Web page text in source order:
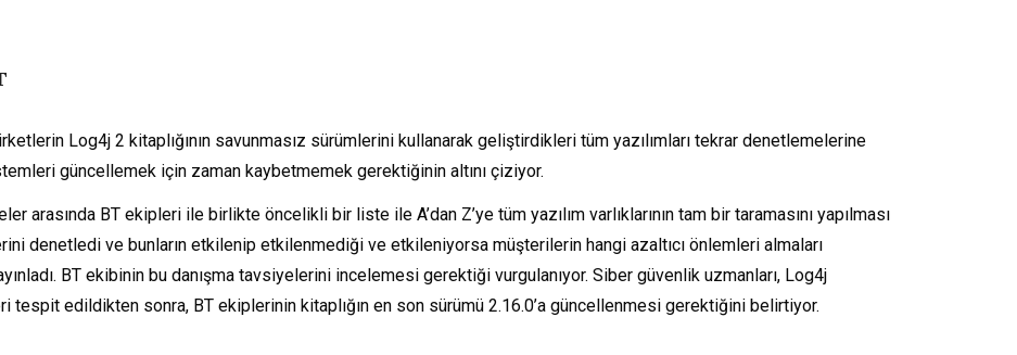
Log4j 2 kitaplığının savunmasız sürümlerini kullanarak geliştirdikleri tüm yazılımları tekrar denetlemelerine
güncellemek için zaman kaybetmemek gerektiğinin altını çiziyor.
arasında BT ekipleri ile birlikte öncelikli bir liste ile A’dan Z’ye tüm yazılım varlıklarının tam bir taramasını yapılması
denetledi ve bunların etkilenip etkilenmediği ve etkileniyorsa müşterilerin hangi azaltıcı önlemleri almaları
BT ekibinin bu danışma tavsiyelerini incelemesi gerektiği vurgulanıyor. Siber güvenlik uzmanları, Log4j
tespit edildikten sonra, BT ekiplerinin kitaplığın en son sürümü 2.16.0’a güncellenmesi gerektiğini belirtiyor.